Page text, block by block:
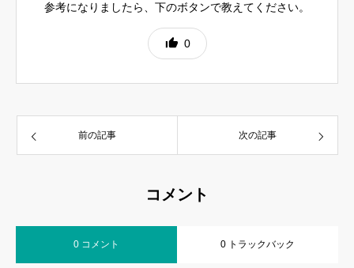
参考になりましたら、下のボタンで教えてください。
0
前の記事 次の記事
コメント
0 コメント 0 トラックバック